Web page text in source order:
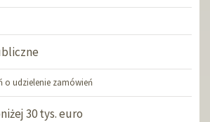
o udzielenie zamówień
30 tys. euro